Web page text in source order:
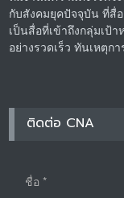
กับสังคมยุคปัจจุบัน ที่สื่
เป็นสื่อที่เข้าถึงกลุ่มเป้
อย่างรวดเร็ว ทันเหตุก
ติดต่อ CNA